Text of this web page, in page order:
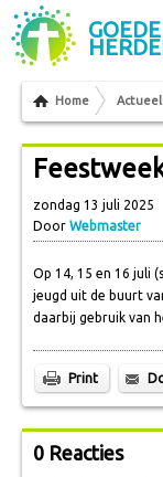
GOEDE
Home Actueel
zondag 13 juli 2025
Door Webmaster
Op 14, 15 en 16 juli
jeugd uit de buurt
daarbij gebruik van
Print
0 Reacties